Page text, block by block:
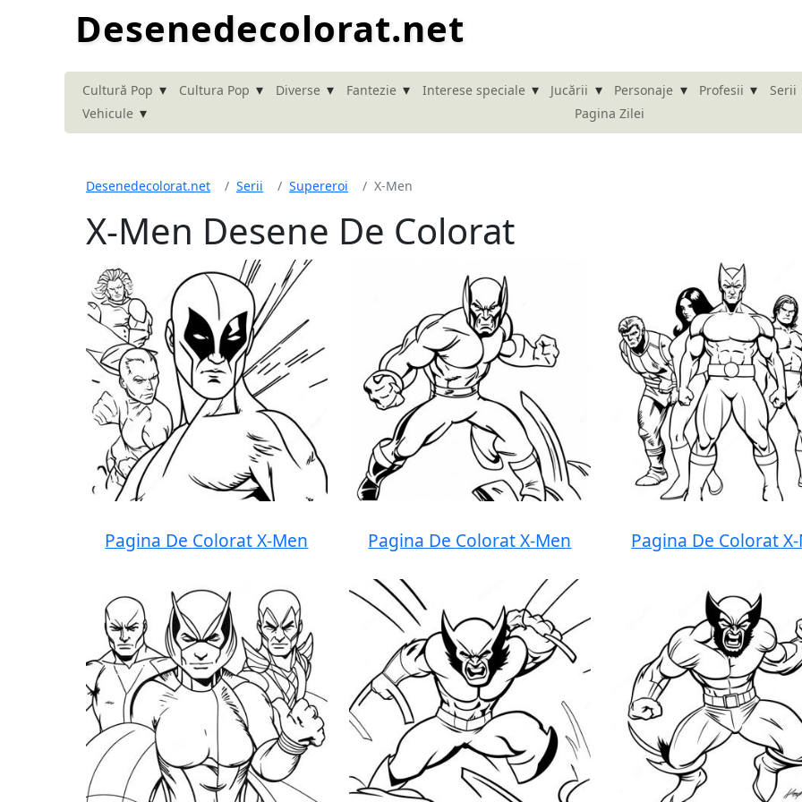
Desenedecolorat.net
Cultură Pop ▾ Cultura Pop ▾ Diverse ▾ Fantezie ▾ Interese speciale ▾ Jucării ▾ Personaje ▾ Profesii ▾
Serii
Vehicule ▾ Pagina Zilei
Desenedecolorat.net Serii Supereroi X-Men
X-Men Desene De Colorat
Pagina De Colorat X-Men Pagina De Colorat X-Men Pagina De Colorat